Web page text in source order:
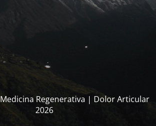
Regenerativa | Dolor Articular
2026